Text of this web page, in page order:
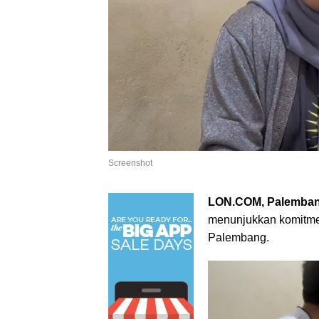
Screenshot
LON.COM,
menunjukkan
Palembang.